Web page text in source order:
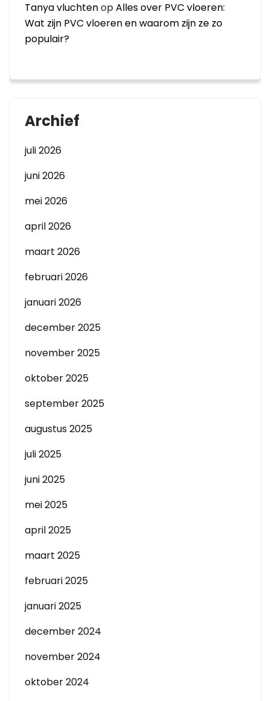
Tanya vluchtenopAlles over PVC vloeren:
Wat zijn PVC vloeren en waarom zijn ze zo
populair?
Archief
juli 2026
juni 2026
mei 2026
april 2026
maart 2026
februari 2026
januari 2026
december 2025
november 2025
oktober 2025
september 2025
augustus 2025
juli 2025
juni 2025
mei 2025
april 2025
maart 2025
februari 2025
januari 2025
december 2024
november 2024
oktober 2024